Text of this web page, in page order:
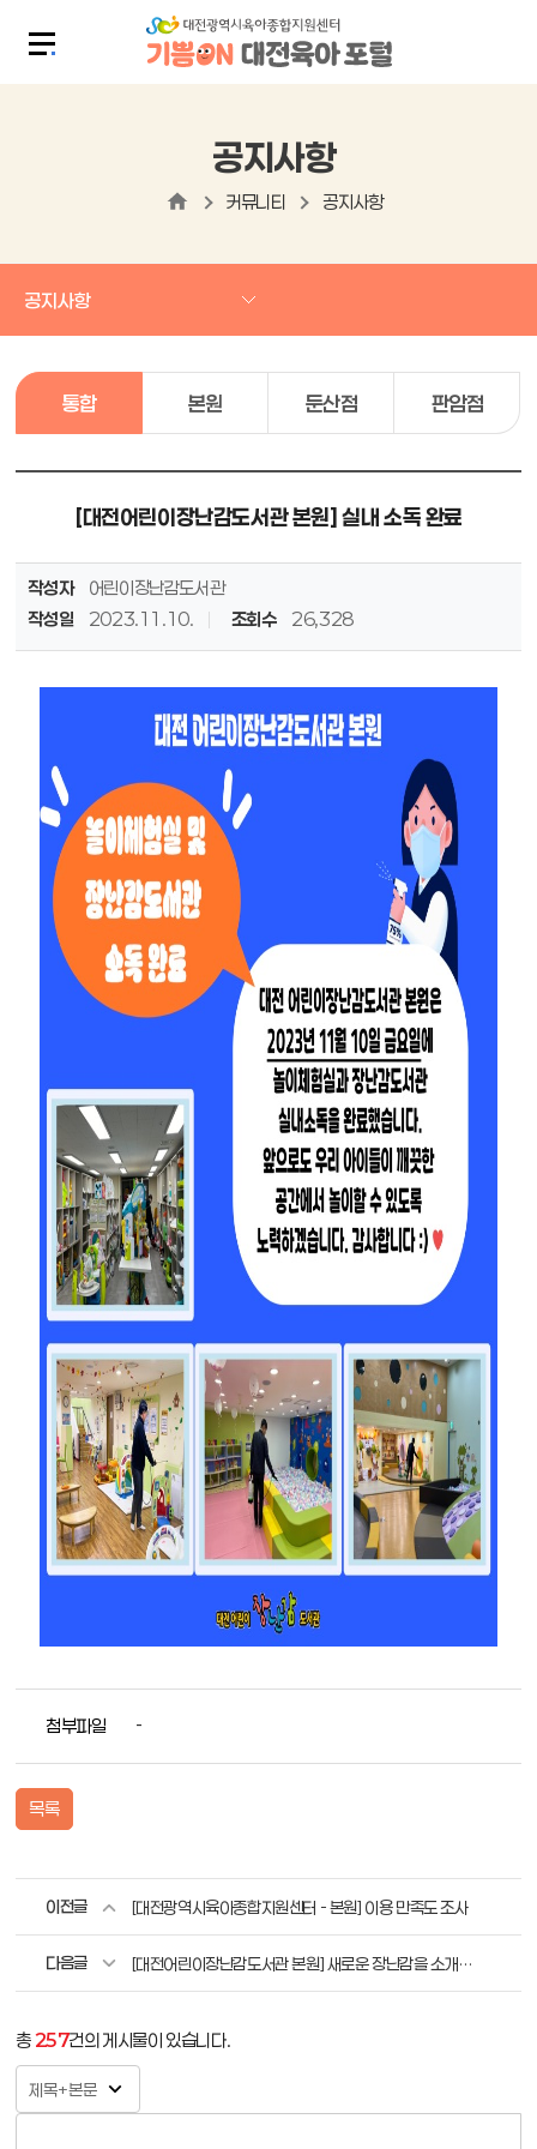
공지사항
커뮤니티 공지사항
공지사항
통합 본원 둔산점 판암점
[대전어린이장난감도서관 본원] 실내 소독 완료
작성자
어린이장난감도서관
작성일
2023.11.10. 조회수 26,328
첨부파일 -
목록
이전글 [대전광역시육아종합지원센터 - 본원] 이용 만족도 조사
다음글 [대전어린이장난감도서관 본원] 새로운 장난감을 소개합니다.
총257건의 게시물이 있습니다.